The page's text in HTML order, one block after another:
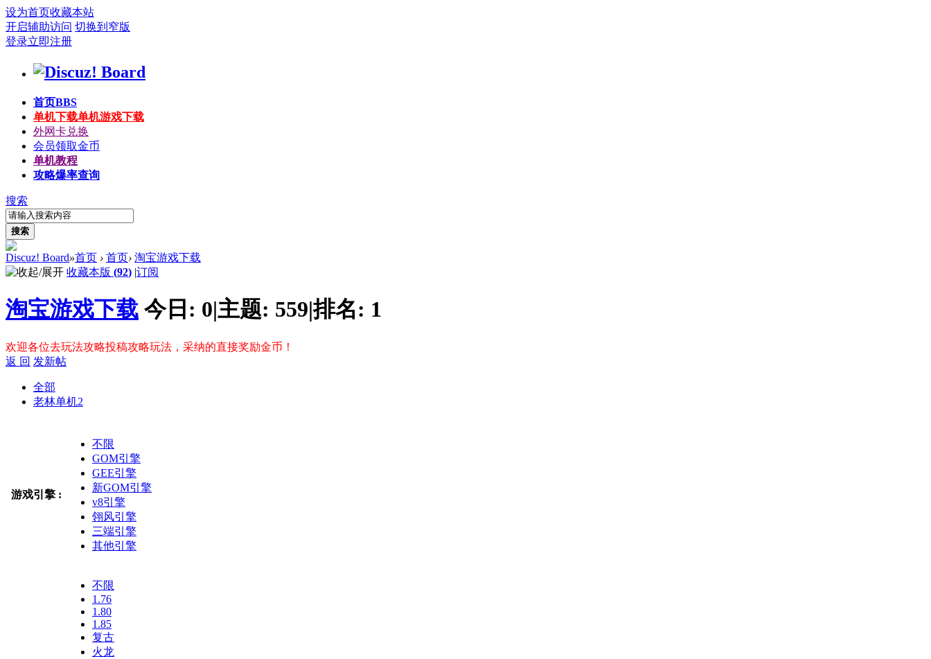
设为首页收藏本站
开启辅助访问 切换到窄版
登录立即注册
首页BBS
单机下载单机游戏下载
外网卡兑换
会员领取金币
单机教程
攻略爆率查询
搜索
搜索
Discuz! Board»首页 › 首页› 淘宝游戏下载
收藏本版 (92) |订阅
淘宝游戏下载 今日: 0|主题: 559|排名: 1
欢迎各位去玩法攻略投稿攻略玩法，采纳的直接奖励金币！
返 回 发新帖
全部
老林单机2
游戏引擎 :
不限
GOM引擎
GEE引擎
新GOM引擎
v8引擎
翎风引擎
三端引擎
其他引擎
不限
1.76
1.80
1.85
复古
火龙